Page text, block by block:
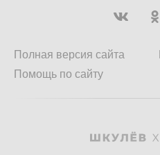
Полная версия сайта
Помощь по сайту